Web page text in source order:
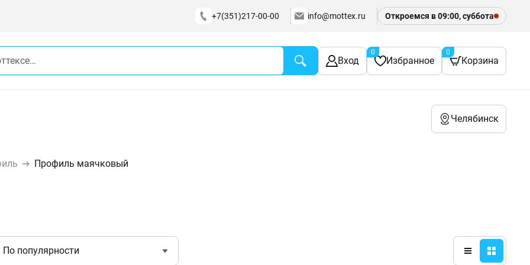
+7(351)217-00-00 info@mottex.ru Откроемся в 09:00, суббота
Вход Избранное
0
Корзина
0
Челябинск
Профиль маячковый
По популярности